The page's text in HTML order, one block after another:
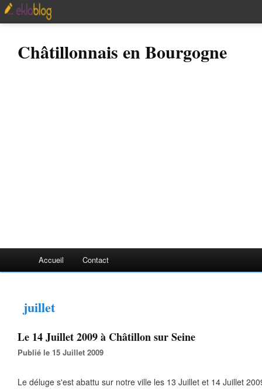
Châtillonnais en Bourgogne
Accueil Contact
juillet
Le 14 Juillet 2009 à Châtillon sur Seine
Publié le 15 Juillet 2009
Le déluge s'est abattu sur notre ville les 13 Juillet et 14 Juillet